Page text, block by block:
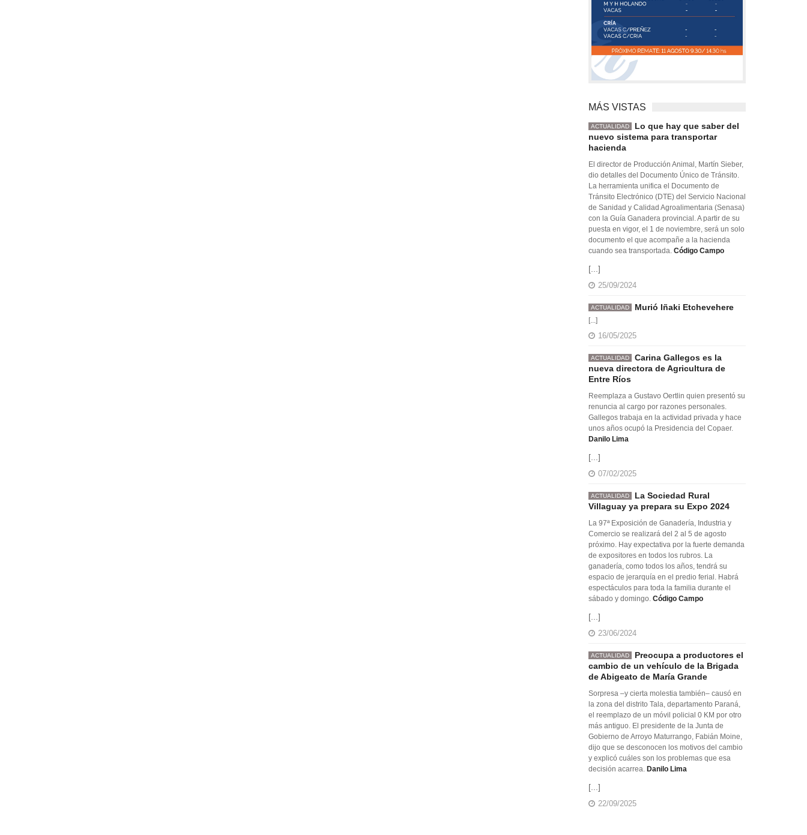
MÁS VISTAS
ACTUALIDAD
Lo que hay que saber del
nuevo sistema para transportar
hacienda
El director de Producción Animal, Martín Sieber,
dio detalles del Documento Único de Tránsito.
La herramienta unifica el Documento de
Tránsito Electrónico (DTE) del Servicio Nacional
de Sanidad y Calidad Agroalimentaria (Senasa)
con la Guía Ganadera provincial. A partir de su
puesta en vigor, el 1 de noviembre, será un solo
documento el que acompañe a la hacienda
cuando sea transportada. Código Campo
[...]
25/09/2024
ACTUALIDAD Murió Iñaki Etchevehere
[...]
16/05/2025
ACTUALIDAD
Carina Gallegos es la
nueva directora de Agricultura de
Entre Ríos
Reemplaza a Gustavo Oertlin quien presentó su
renuncia al cargo por razones personales.
Gallegos trabaja en la actividad privada y hace
unos años ocupó la Presidencia del Copaer.
Danilo Lima
[...]
07/02/2025
ACTUALIDAD
La Sociedad Rural
Villaguay ya prepara su Expo 2024
La 97ª Exposición de Ganadería, Industria y
Comercio se realizará del 2 al 5 de agosto
próximo. Hay expectativa por la fuerte demanda
de expositores en todos los rubros. La
ganadería, como todos los años, tendrá su
espacio de jerarquía en el predio ferial. Habrá
espectáculos para toda la familia durante el
sábado y domingo. Código Campo
[...]
23/06/2024
ACTUALIDAD
Preocupa a productores el
cambio de un vehículo de la Brigada
de Abigeato de María Grande
Sorpresa –y cierta molestia también– causó en
la zona del distrito Tala, departamento Paraná,
el reemplazo de un móvil policial 0 KM por otro
más antiguo. El presidente de la Junta de
Gobierno de Arroyo Maturrango, Fabián Moine,
dijo que se desconocen los motivos del cambio
y explicó cuáles son los problemas que esa
decisión acarrea. Danilo Lima
[...]
22/09/2025